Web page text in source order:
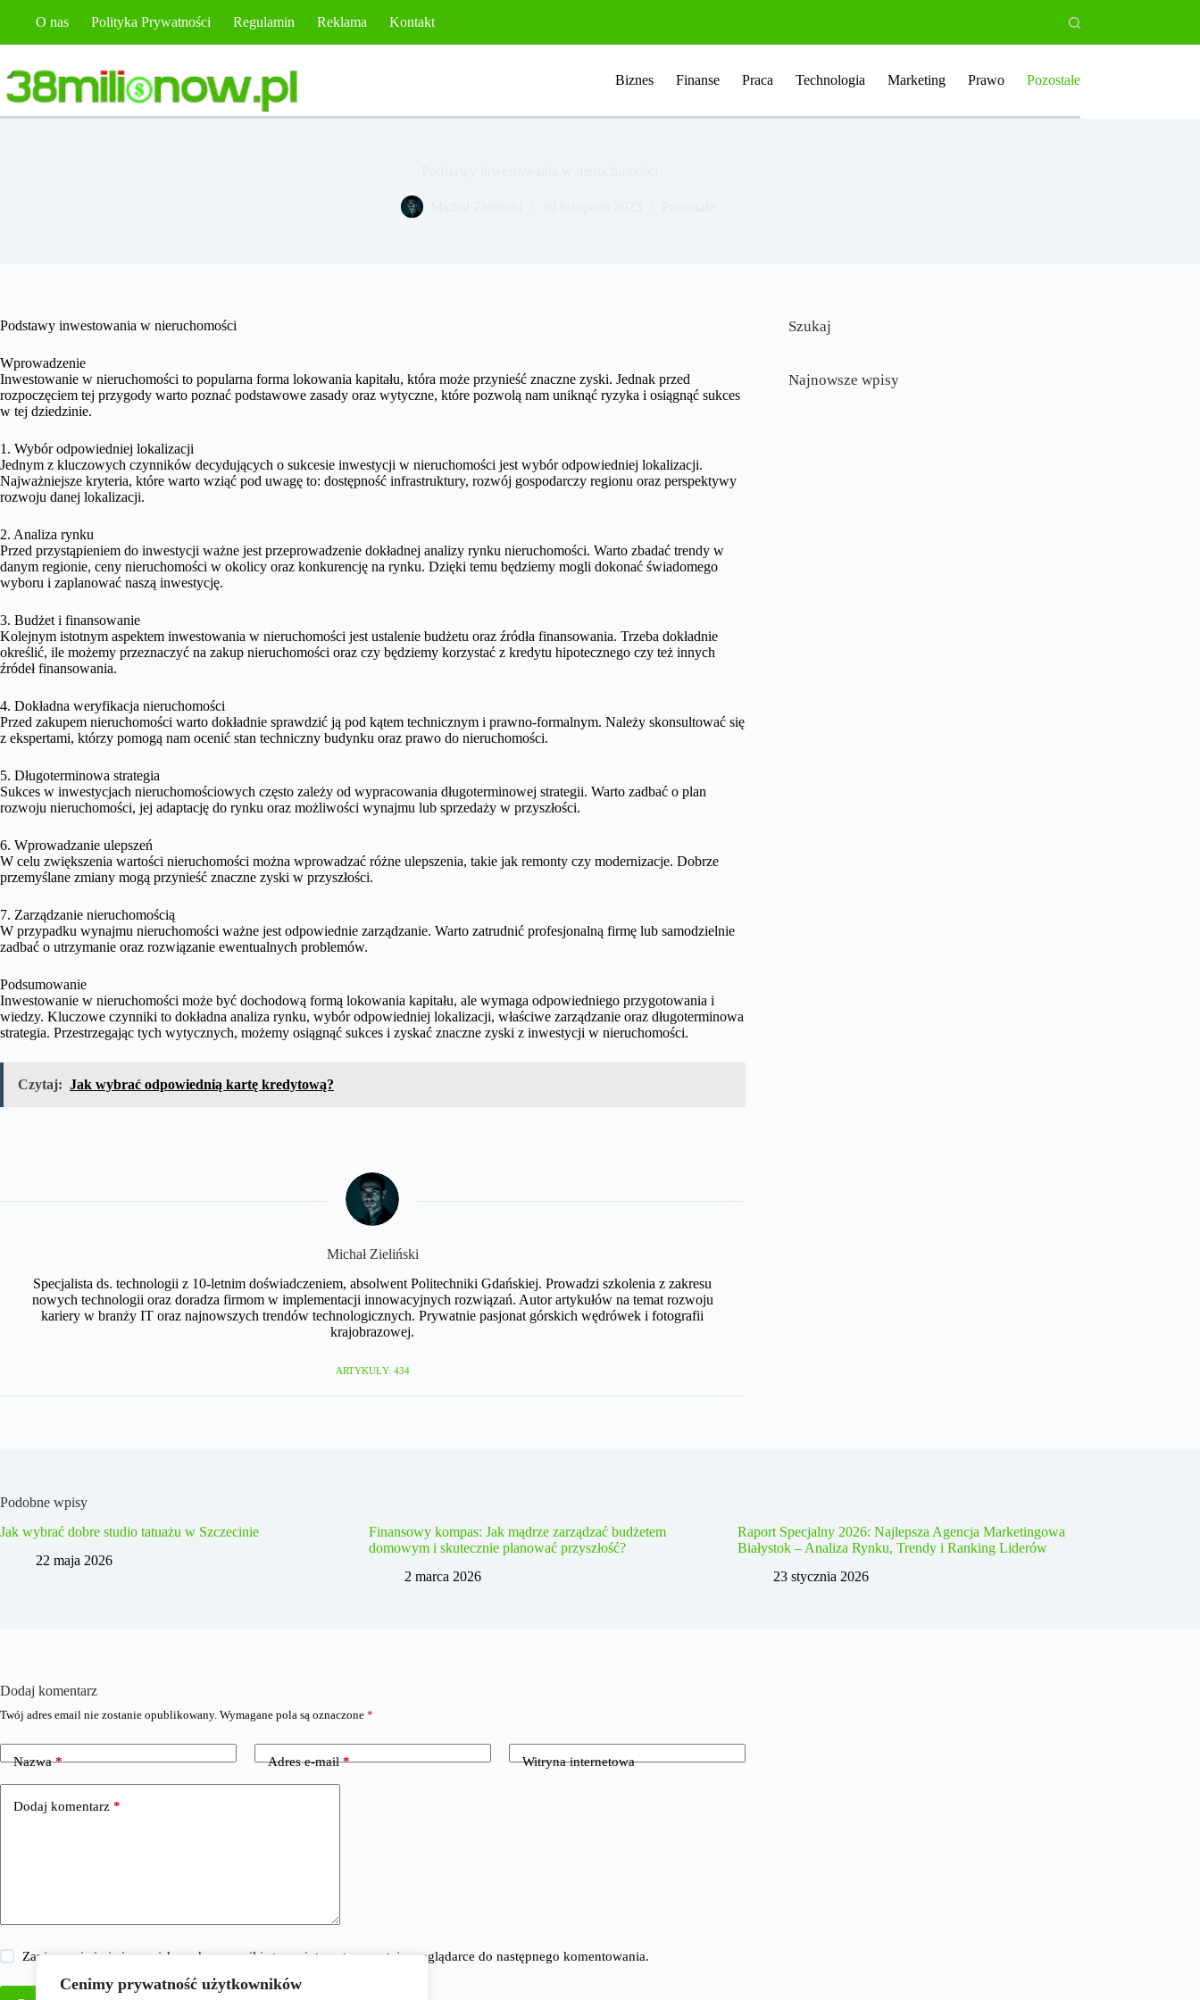
Cenimy prywatność użytkowników
O nas Polityka Prywatności Regulamin Reklama Kontakt
Biznes Finanse Praca Technologia Marketing Prawo Pozostałe
Podstawy inwestowania w nieruchomości
Wprowadzenie
Inwestowanie w nieruchomości to popularna forma lokowania kapitału, która może przynieść znaczne zyski. Jednak przed
rozpoczęciem tej przygody warto poznać podstawowe zasady oraz wytyczne, które pozwolą nam uniknąć ryzyka i osiągnąć sukces
w tej dziedzinie.
1. Wybór odpowiedniej lokalizacji
Jednym z kluczowych czynników decydujących o sukcesie inwestycji w nieruchomości jest wybór odpowiedniej lokalizacji.
Najważniejsze kryteria, które warto wziąć pod uwagę to: dostępność infrastruktury, rozwój gospodarczy regionu oraz perspektywy
rozwoju danej lokalizacji.
2. Analiza rynku
Przed przystąpieniem do inwestycji ważne jest przeprowadzenie dokładnej analizy rynku nieruchomości. Warto zbadać trendy w
danym regionie, ceny nieruchomości w okolicy oraz konkurencję na rynku. Dzięki temu będziemy mogli dokonać świadomego
wyboru i zaplanować naszą inwestycję.
3. Budżet i finansowanie
Kolejnym istotnym aspektem inwestowania w nieruchomości jest ustalenie budżetu oraz źródła finansowania. Trzeba dokładnie
określić, ile możemy przeznaczyć na zakup nieruchomości oraz czy będziemy korzystać z kredytu hipotecznego czy też innych
źródeł finansowania.
4. Dokładna weryfikacja nieruchomości
Przed zakupem nieruchomości warto dokładnie sprawdzić ją pod kątem technicznym i prawno-formalnym. Należy skonsultować się
z ekspertami, którzy pomogą nam ocenić stan techniczny budynku oraz prawo do nieruchomości.
5. Długoterminowa strategia
Sukces w inwestycjach nieruchomościowych często zależy od wypracowania długoterminowej strategii. Warto zadbać o plan
rozwoju nieruchomości, jej adaptację do rynku oraz możliwości wynajmu lub sprzedaży w przyszłości.
6. Wprowadzanie ulepszeń
W celu zwiększenia wartości nieruchomości można wprowadzać różne ulepszenia, takie jak remonty czy modernizacje. Dobrze
przemyślane zmiany mogą przynieść znaczne zyski w przyszłości.
7. Zarządzanie nieruchomością
W przypadku wynajmu nieruchomości ważne jest odpowiednie zarządzanie. Warto zatrudnić profesjonalną firmę lub samodzielnie
zadbać o utrzymanie oraz rozwiązanie ewentualnych problemów.
Podsumowanie
Inwestowanie w nieruchomości może być dochodową formą lokowania kapitału, ale wymaga odpowiedniego przygotowania i
wiedzy. Kluczowe czynniki to dokładna analiza rynku, wybór odpowiedniej lokalizacji, właściwe zarządzanie oraz długoterminowa
strategia. Przestrzegając tych wytycznych, możemy osiągnąć sukces i zyskać znaczne zyski z inwestycji w nieruchomości.
Czytaj: Jak wybrać odpowiednią kartę kredytową?
Michał Zieliński
Specjalista ds. technologii z 10-letnim doświadczeniem, absolwent Politechniki Gdańskiej. Prowadzi szkolenia z zakresu
nowych technologii oraz doradza firmom w implementacji innowacyjnych rozwiązań. Autor artykułów na temat rozwoju
kariery w branży IT oraz najnowszych trendów technologicznych. Prywatnie pasjonat górskich wędrówek i fotografii
krajobrazowej.
ARTYKUŁY: 434
Szukaj
Najnowsze wpisy
Podobne wpisy
Jak wybrać dobre studio tatuażu w Szczecinie
22 maja 2026
Finansowy kompas: Jak mądrze zarządzać budżetem
domowym i skutecznie planować przyszłość?
2 marca 2026
Raport Specjalny 2026: Najlepsza Agencja Marketingowa
Białystok – Analiza Rynku, Trendy i Ranking Liderów
23 stycznia 2026
Dodaj komentarz
Twój adres email nie zostanie opublikowany. Wymagane pola są oznaczone *
Nazwa* Adres e-mail* Witryna internetowa
Dodaj komentarz *
Zapisz moje imię i nazwisko, adres e-mail i stronę internetową w tej przeglądarce do następnego komentowania.